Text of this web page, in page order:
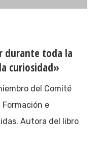
durante toda la
curiosidad»
del Comité
e
Autora del libro